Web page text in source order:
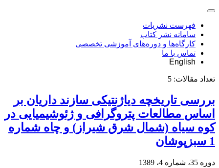
فهرست نشریات
سامانه نشر کتاب
کارگاه‌ها و دوره‌های آموزشی تخصصی
تماس با ما
English
تعداد مقالات: 5
بررسی تاریخچه دیاژنتیکی سازند داریان بر
اساس مطالعات پتروگرافی و ژئوشیمیایی در
کوه سیاه (شمال شرق شیراز) و چاه شماره
1 سبزپوشان
دوره 35، شماره 4، 1389